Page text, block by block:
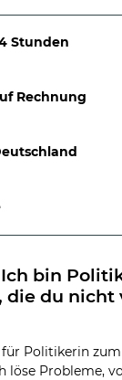
Stunden
Rechnung
Ich bin
die du nicht
Politikerin zum
löse Probleme,